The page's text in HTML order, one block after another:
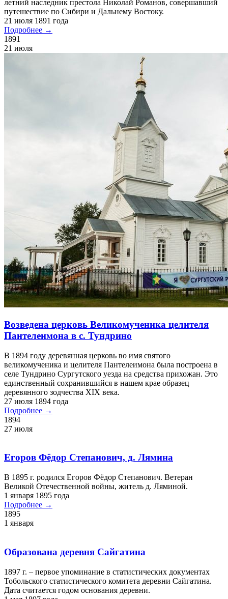
Белоярскую пристань посетил цесаревич
Романов Николай Александрович
21 июля 1891 года на белоярской пристани побывал 23-
летний наследник престола Николай Романов, совершавший
путешествие по Сибири и Дальнему Востоку.
21 июля 1891 года
Подробнее →
1891
21 июля
Возведена церковь Великомученика целителя
Пантелеимона в с. Тундрино